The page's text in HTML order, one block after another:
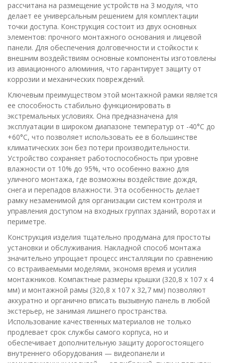
рассчитана на размещение устройств на 3 модуля, что
делает ее универсальным решением для комплектации
точки доступа. Конструкция состоит из двух основных
элементов: прочного монтажного основания и лицевой
панели. Для обеспечения долговечности и стойкости к
внешним воздействиям основные компоненты изготовлены
из авиационного алюминия, что гарантирует защиту от
коррозии и механических повреждений.
Ключевым преимуществом этой монтажной рамки является
ее способность стабильно функционировать в
экстремальных условиях. Она предназначена для
эксплуатации в широком диапазоне температур от -40°C до
+60°C, что позволяет использовать ее в большинстве
климатических зон без потери производительности.
Устройство сохраняет работоспособность при уровне
влажности от 10% до 95%, что особенно важно для
уличного монтажа, где возможны воздействие дождя,
снега и перепадов влажности. Эта особенность делает
рамку незаменимой для организации систем контроля и
управления доступом на входных группах зданий, воротах и
периметре.
Конструкция изделия тщательно продумана для простоты
установки и обслуживания. Накладной способ монтажа
значительно упрощает процесс инсталляции по сравнению
со встраиваемыми моделями, экономя время и усилия
монтажников. Компактные размеры крышки (320,8 х 107 х 4
мм) и монтажной рамы (320,8 х 107 х 32,7 мм) позволяют
аккуратно и органично вписать вызывную панель в любой
экстерьер, не занимая лишнего пространства.
Использование качественных материалов не только
продлевает срок службы самого корпуса, но и
обеспечивает дополнительную защиту дорогостоящего
внутреннего оборудования — видеопанели и